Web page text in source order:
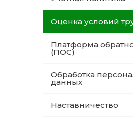
Оценка условий
Платформа
(ПОС)
Обработка
данных
Наставничество